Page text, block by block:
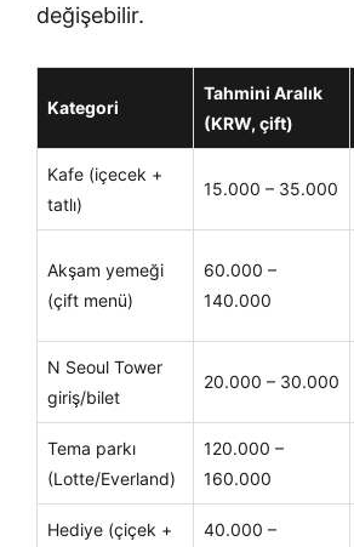
değişebilir.
Kategori
Tahmini Aralık
(KRW, çift)
Kafe (içecek +
tatlı)
15.000 – 35.000
Akşam yemeği
(çift menü)
60.000 –
140.000
N Seoul Tower
giriş/bilet
20.000 – 30.000
Tema parkı
(Lotte/Everland)
120.000 –
160.000
Hediye (çiçek +
40.000 –